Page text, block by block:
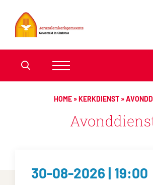
HOME »KERKDIENST »
30-08-2026 | 19:00